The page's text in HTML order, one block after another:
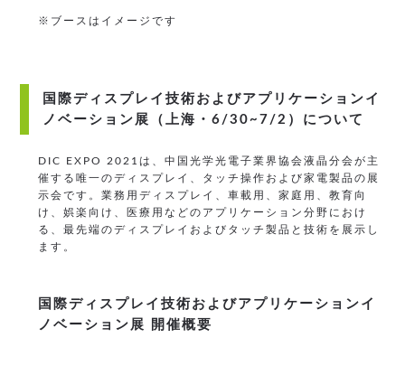
※ブースはイメージです
国際ディスプレイ技術およびアプリケーションイ
ノベーション展
（上海・6/30~7/2）について
DIC EXPO 2021は、中国光学光電子業界協会液晶分会が主
催する唯一のディスプレイ、タッチ操作および家電製品の展
示会です。業務用ディスプレイ、車載用、家庭用、教育向
け、娯楽向け、医療用などのアプリケーション分野におけ
る、最先端のディスプレイおよびタッチ製品と技術を展示し
ます。
国際ディスプレイ技術およびアプリケーションイ
ノベーション展 開催概要